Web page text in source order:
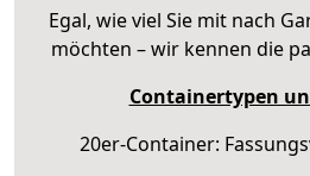
Egal, wie viel Sie mit nach
möchten – wir kennen die
Containertypen
20er-Container: